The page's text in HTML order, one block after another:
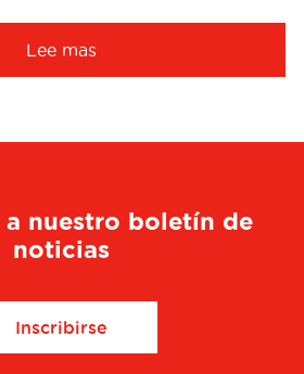
Lee mas
a nuestro boletín de
noticias
Inscribirse